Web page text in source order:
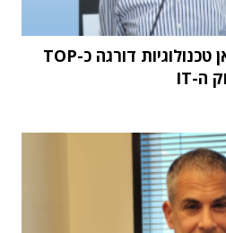
מחקר STKI השנתי: וואן טכנולוגיות דורגה כ-TOP